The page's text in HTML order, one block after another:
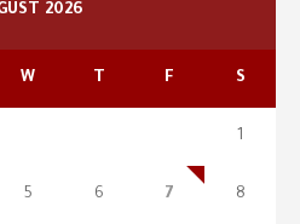
2026
W T F S
1
5 6 7 8